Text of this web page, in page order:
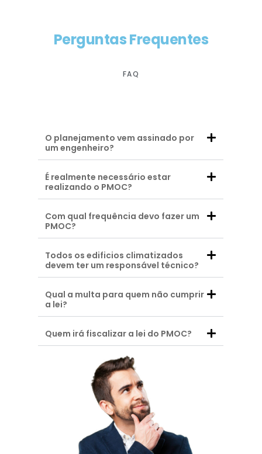
Perguntas Frequentes
FAQ
O planejamento vem assinado por
um engenheiro?
É realmente necessário estar
realizando o PMOC?
Com qual frequência devo fazer um
PMOC?
Todos os edificios climatizados
devem ter um responsável técnico?
Qual a multa para quem não cumprir
a lei?
Quem irá fiscalizar a lei do PMOC?